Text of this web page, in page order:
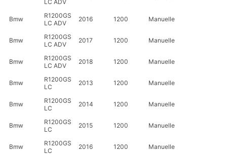
LC ADV
Bmw
R1200GS
LC ADV
2016 1200 Manuelle
Bmw
R1200GS
LC ADV
2017 1200 Manuelle
Bmw
R1200GS
LC ADV
2018 1200 Manuelle
Bmw
R1200GS
LC
2013 1200 Manuelle
Bmw
R1200GS
LC
2014 1200 Manuelle
Bmw
R1200GS
LC
2015 1200 Manuelle
Bmw
R1200GS
LC
2016 1200 Manuelle